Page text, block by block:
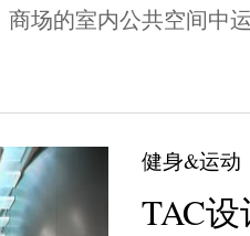
场的室内公共空间中
健身&运动
TAC